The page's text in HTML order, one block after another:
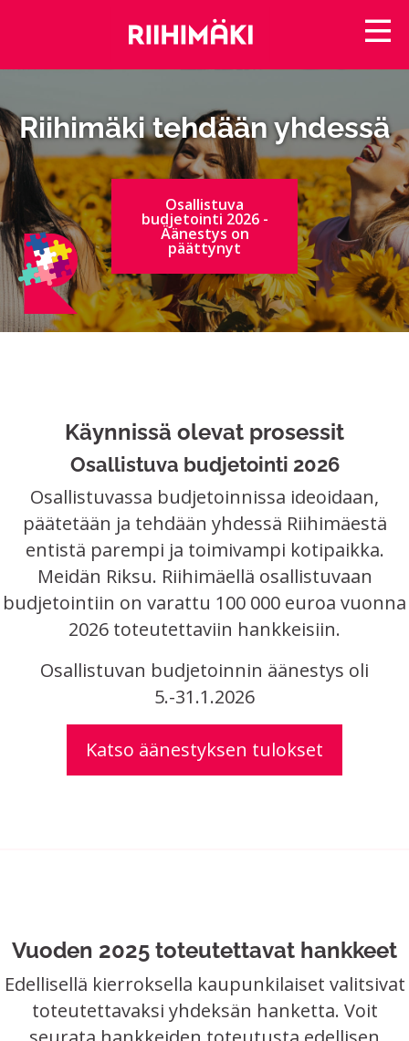
Riihimäki tehdään yhdessä
Osallistuva
budjetointi 2026 -
Äänestys on
päättynyt
Käynnissä olevat prosessit
Osallistuva budjetointi 2026
Osallistuvassa budjetoinnissa ideoidaan,
päätetään ja tehdään yhdessä Riihimäestä
entistä parempi ja toimivampi kotipaikka.
Meidän Riksu. Riihimäellä osallistuvaan
budjetointiin on varattu 100 000 euroa vuonna
2026 toteutettaviin hankkeisiin.
Osallistuvan budjetoinnin äänestys oli
5.-31.1.2026
Katso äänestyksen tulokset
Vuoden 2025 toteutettavat hankkeet
Edellisellä kierroksella kaupunkilaiset valitsivat
toteutettavaksi yhdeksän hanketta. Voit